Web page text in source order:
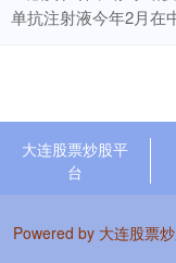
单抗注射液今年2月在
大连股票炒股平
台
Powered by 大连股票